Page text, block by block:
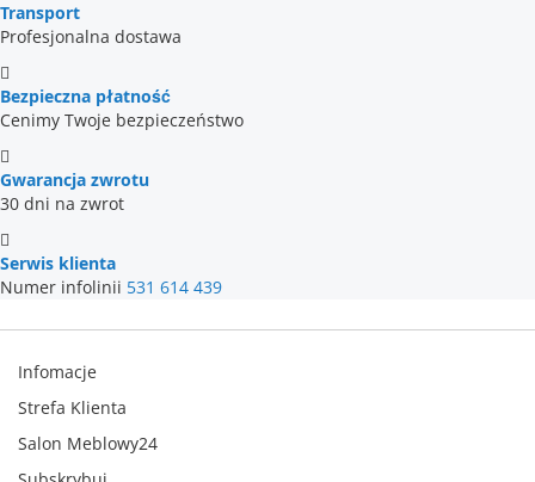
Transport
Profesjonalna dostawa
Bezpieczna płatność
Cenimy Twoje bezpieczeństwo
Gwarancja zwrotu
30 dni na zwrot
Serwis klienta
Numer infolinii 531 614 439
Infomacje
Strefa Klienta
Salon Meblowy24